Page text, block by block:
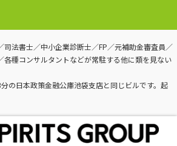
司法書士／中小企業診断士／FP／元補助金審査員／
各種コンサルタントなどが常駐する他に類を見ない
の日本政策金融公庫池袋支店と同じビルです。起